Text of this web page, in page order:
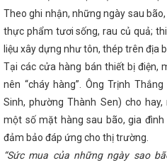
Bộ
10 dấu ấn nổi bật của Hà
HÀ TĨNH TRIỂN KHAI
BỀN VỮNG GIAI ĐOẠN 2026 -
thói quen”
Đại tiệc của âm
Kinh tế Hà Tĩnh 3 tháng đầu
cơ cấu Chính phủ nhiệm kỳ
13 của Tổng Bí thư Tô Lâm
cấp Nhà nước đến Ấn Độ
họp phiên bế mạc
Vingroup
10.000 tỷ đồng
Ông Dương
Tĩnh
Bế mạc Hội nghị Trung
triển công nghiệp - Xây lắp và
Theo ghi nhận, những ngày sau
thực phẩm tươi sống, rau củ quả;
liệu xây dựng như tôn, thép trên địa
Tại các cửa hàng bán thiết bị điện,
nên “cháy hàng”. Ông Trịnh
Sinh, phường Thành Sen) cho
một số mặt hàng sau bão, gia
đảm bảo đáp ứng cho thị trường.
“Sức mua của những ngày sao